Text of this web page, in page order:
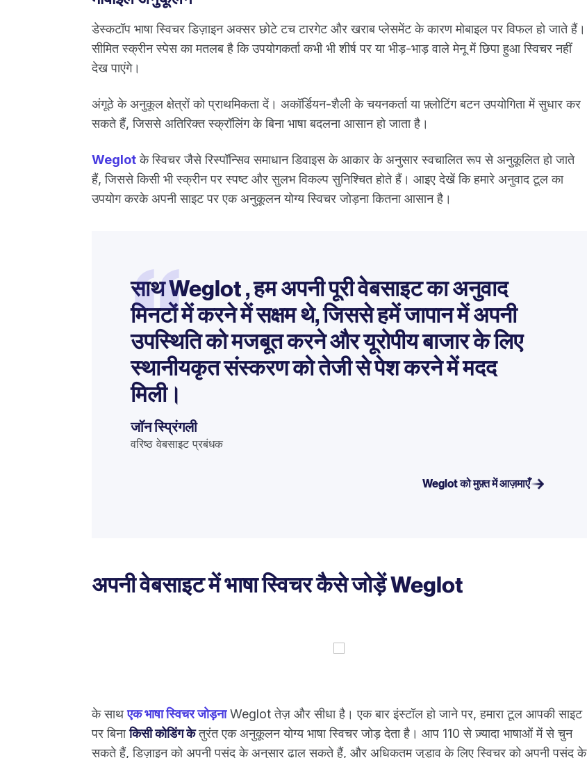
डेस्कटॉप भाषा स्विचर डिज़ाइन अक्सर छोटे टच टारगेट और खराब प्लेसमेंट के कारण मोबाइल पर विफल हो जाते हैं।
सीमित स्क्रीन स्पेस का मतलब है कि उपयोगकर्ता कभी भी शीर्ष पर या भीड़-भाड़ वाले मेनू में छिपा हुआ स्विचर नहीं
देख पाएंगे।
अंगूठे के अनुकूल क्षेत्रों को प्राथमिकता दें। अकॉर्डियन-शैली के चयनकर्ता या फ़्लोटिंग बटन उपयोगिता में सुधार कर
सकते हैं, जिससे अतिरिक्त स्क्रॉलिंग के बिना भाषा बदलना आसान हो जाता है।
Weglotके स्विचर जैसे रिस्पॉन्सिव समाधान डिवाइस के आकार के अनुसार स्वचालित रूप से अनुकूलित हो जाते
हैं, जिससे किसी भी स्क्रीन पर स्पष्ट और सुलभ विकल्प सुनिश्चित होते हैं। आइए देखें कि हमारे अनुवाद टूल का
उपयोग करके अपनी साइट पर एक अनुकूलन योग्य स्विचर जोड़ना कितना आसान है।
साथ Weglot , हम अपनी पूरी वेबसाइट का अनुवाद
मिनटों में करने में सक्षम थे, जिससे हमें जापान में अपनी
उपस्थिति को मजबूत करने और यूरोपीय बाजार के लिए
स्थानीयकृत संस्करण को तेजी से पेश करने में मदद
मिली।
जॉन स्प्रिंगली
वरिष्ठ वेबसाइट प्रबंधक
Weglot को मुफ़्त में आज़माएँ
“
अपनी वेबसाइट में भाषा स्विचर कैसे जोड़ें Weglot
के साथएक भाषा स्विचर जोड़नाWeglot तेज़ और सीधा है। एक बार इंस्टॉल हो जाने पर, हमारा टूल आपकी साइट
पर बिनाकिसी कोडिंग केतुरंत एक अनुकूलन योग्य भाषा स्विचर जोड़ देता है। आप 110 से ज़्यादा भाषाओं में से चुन
सकते हैं, डिज़ाइन को अपनी पसंद के अनुसार ढाल सकते हैं, और अधिकतम जुड़ाव के लिए स्विचर को अपनी पसंद के